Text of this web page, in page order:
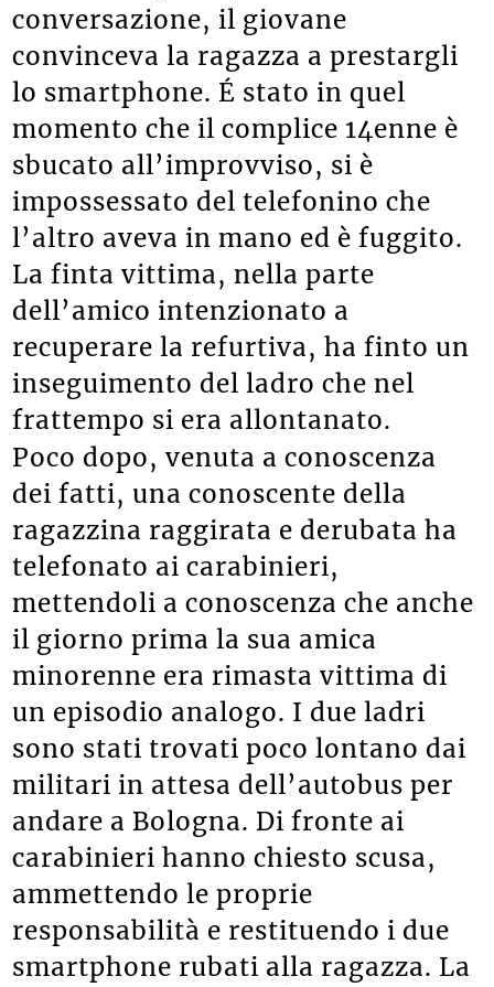
conversazione, il giovane
convinceva la ragazza a prestargli
lo smartphone. É stato in quel
momento che il complice 14enne è
sbucato all’improvviso, si è
impossessato del telefonino che
l’altro aveva in mano ed è fuggito.
La finta vittima, nella parte
dell’amico intenzionato a
recuperare la refurtiva, ha finto un
inseguimento del ladro che nel
frattempo si era allontanato.
Poco dopo, venuta a conoscenza
dei fatti, una conoscente della
ragazzina raggirata e derubata ha
telefonato ai carabinieri,
mettendoli a conoscenza che anche
il giorno prima la sua amica
minorenne era rimasta vittima di
un episodio analogo. I due ladri
sono stati trovati poco lontano dai
militari in attesa dell’autobus per
andare a Bologna. Di fronte ai
carabinieri hanno chiesto scusa,
ammettendo le proprie
responsabilità e restituendo i due
smartphone rubati alla ragazza. La